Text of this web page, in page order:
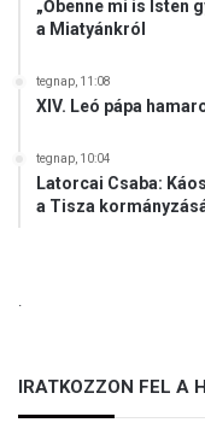
„Őbenne mi is Isten
a Miatyánkról
tegnap, 11:08
XIV. Leó pápa
tegnap, 10:04
Latorcai Csaba:
a Tisza
IRATKOZZON FEL A